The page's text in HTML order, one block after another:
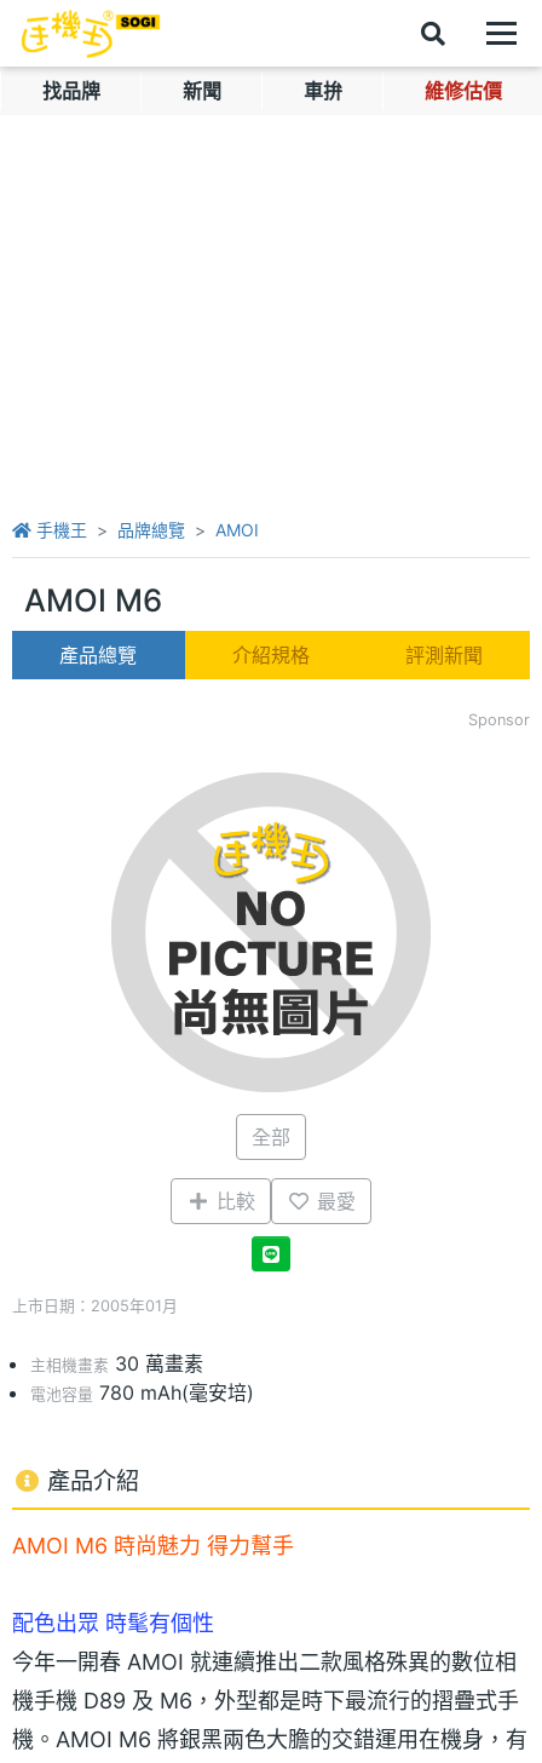
找品牌 新聞 車拚 維修估價
手機王 品牌總覽 AMOI
AMOI M6
產品總覽 介紹規格 評測新聞
Sponsor
全部
比較 最愛
上市日期：2005年01月
主相機畫素 30 萬畫素
電池容量 780 mAh(毫安培)
產品介紹
AMOI M6 時尚魅力 得力幫手
配色出眾 時髦有個性
今年一開春 AMOI 就連續推出二款風格殊異的數位相
機手機 D89 及 M6，外型都是時下最流行的摺疊式手
機。AMOI M6 將銀黑兩色大膽的交錯運用在機身，有